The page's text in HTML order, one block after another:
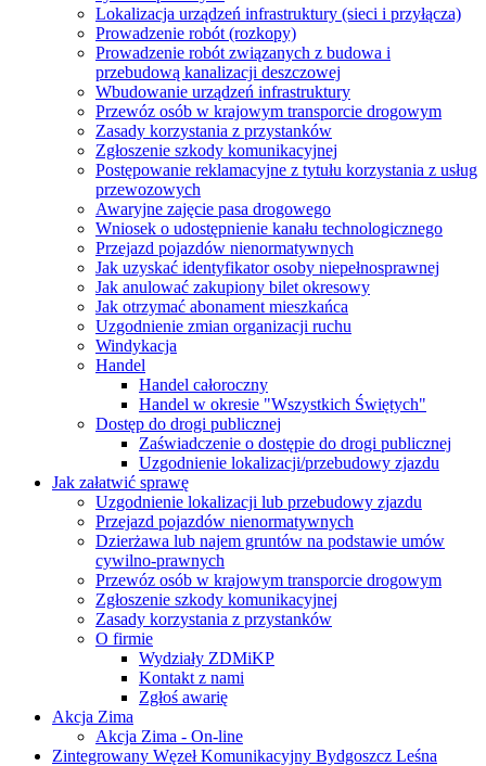
Lokalizacja urządzeń infrastruktury (sieci i przyłącza)
Prowadzenie robót (rozkopy)
Prowadzenie robót związanych z budowa i
przebudową kanalizacji deszczowej
Wbudowanie urządzeń infrastruktury
Przewóz osób w krajowym transporcie drogowym
Zasady korzystania z przystanków
Zgłoszenie szkody komunikacyjnej
Postępowanie reklamacyjne z tytułu korzystania z usług
przewozowych
Awaryjne zajęcie pasa drogowego
Wniosek o udostępnienie kanału technologicznego
Przejazd pojazdów nienormatywnych
Jak uzyskać identyfikator osoby niepełnosprawnej
Jak anulować zakupiony bilet okresowy
Jak otrzymać abonament mieszkańca
Uzgodnienie zmian organizacji ruchu
Windykacja
Handel
Handel całoroczny
Handel w okresie "Wszystkich Świętych"
Dostęp do drogi publicznej
Zaświadczenie o dostępie do drogi publicznej
Uzgodnienie lokalizacji/przebudowy zjazdu
Jak załatwić sprawę
Uzgodnienie lokalizacji lub przebudowy zjazdu
Przejazd pojazdów nienormatywnych
Dzierżawa lub najem gruntów na podstawie umów
cywilno-prawnych
Przewóz osób w krajowym transporcie drogowym
Zgłoszenie szkody komunikacyjnej
Zasady korzystania z przystanków
O firmie
Wydziały ZDMiKP
Kontakt z nami
Zgłoś awarię
Akcja Zima
Akcja Zima - On-line
Zintegrowany Węzeł Komunikacyjny Bydgoszcz Leśna